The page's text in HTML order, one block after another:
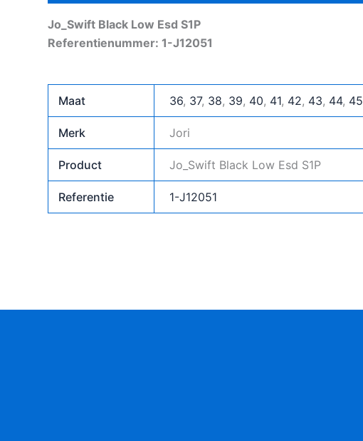
Jo_Swift Black Low Esd S1P
Referentienummer: 1-J12051
Maat 36, 37, 38, 39, 40, 41, 42, 43, 44, 45
Merk Jori
Product Jo_Swift Black Low Esd S1P
Referentie 1-J12051